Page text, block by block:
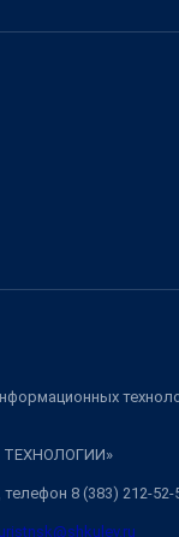
ТЕХНОЛОГИИ»
8 (383) 212-